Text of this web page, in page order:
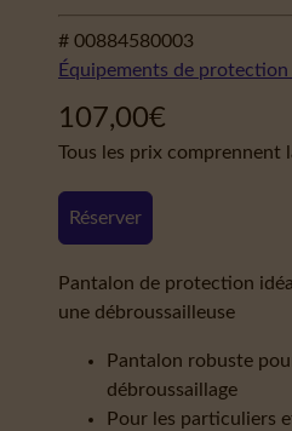
# 00884580003
Équipements de
107,00€
Tous les prix comprennent
Réserver
Pantalon de protection
une débroussailleuse
Pantalon robuste
débroussaillage
Pour les particuliers